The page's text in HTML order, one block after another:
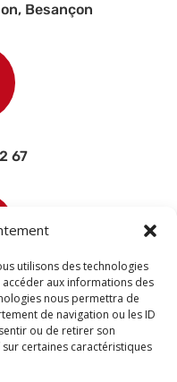
utilisons des technologies
aux informations des
nous permettra de
de navigation ou les ID
ou de retirer son
certaines caractéristiques
Besançon
67